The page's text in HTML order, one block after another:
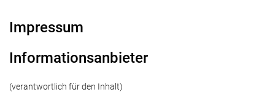
Impressum
Informationsanbieter
(verantwortlich für den Inhalt)